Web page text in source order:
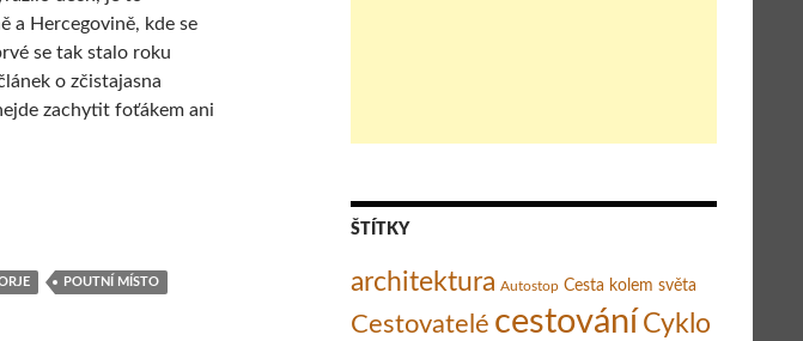
a Hercegovině, kde se
se tak stalo roku
o zčistajasna
zachytit foťákem ani
Bosna a Hercegovina
POUTNÍ MÍSTO
ŠTÍTKY
architektura Autostop Cesta kolem světa
Cestovatelé cestování Cyklo